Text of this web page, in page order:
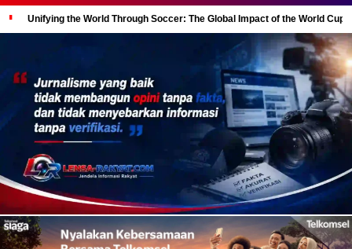
Unifying the World Through Soccer: The Global Impact of the World Cup